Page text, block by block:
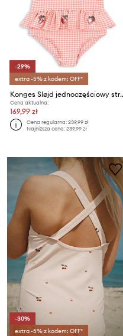
-29%
extra -5% z kodem: OFF*
Konges Sløjd
Cena aktualna:
169,99 zł
Cena regularna:239,99 zł
Najniższa cena:239,99 zł
-30%
extra -5% z kodem: OFF*